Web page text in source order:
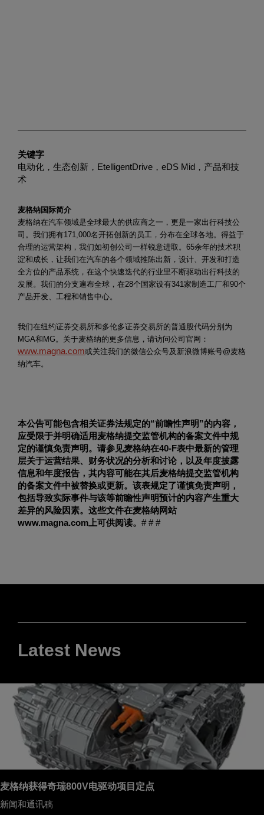
关键字
电动化，生态创新，EtelligentDrive，eDS Mid，产品和技
术
麦格纳国际简介
麦格纳在汽车领域是全球最大的供应商之一，更是一家出行科技公
司。我们拥有171,000名开拓创新的员工，分布在全球各地。得益于
合理的运营架构，我们如初创公司一样锐意进取。65余年的技术积
淀和成长，让我们在汽车的各个领域推陈出新，设计、开发和打造
全方位的产品系统，在这个快速迭代的行业里不断驱动出行科技的
发展。我们的分支遍布全球，在28个国家设有341家制造工厂和90个
产品开发、工程和销售中心。
我们在纽约证券交易所和多伦多证券交易所的普通股代码分别为
MGA和MG。关于麦格纳的更多信息，请访问公司官网：
www.magna.com或关注我们的微信公众号及新浪微博账号@麦格
纳汽车。
本公告可能包含相关证券法规定的“前瞻性声明”的内容，
应受限于并明确适用麦格纳提交监管机构的备案文件中规
定的谨慎免责声明。请参见麦格纳在40-F表中最新的管理
层关于运营结果、财务状况的分析和讨论，以及年度披露
信息和年度报告，其内容可能在其后麦格纳提交监管机构
的备案文件中被替换或更新。该表规定了谨慎免责声明，
包括导致实际事件与该等前瞻性声明预计的内容产生重大
差异的风险因素。 这些文件在麦格纳网站
www.magna.com 上可供阅读。 # # #
Latest News
麦格纳获得奇瑞800V电驱动项目定点
新闻和通讯稿